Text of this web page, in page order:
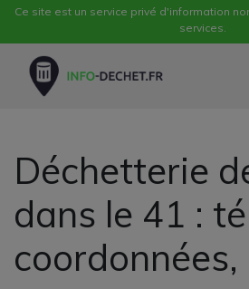
Ce site est un service privé d'information
services.
Déchetterie
dans le 41 :